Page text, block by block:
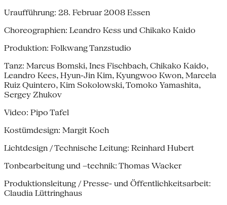
Uraufführung: 28. Februar 2008 Essen
Choreographien: Leandro Kess und Chikako Kaido
Produktion: Folkwang Tanzstudio
Tanz: Marcus Bomski, Ines Fischbach, Chikako Kaido,
Leandro Kees, Hyun-Jin Kim, Kyungwoo Kwon, Marcela
Ruiz Quintero, Kim Sokolowski, Tomoko Yamashita,
Sergey Zhukov
Video: Pipo Tafel
Kostümdesign: Margit Koch
Lichtdesign / Technische Leitung: Reinhard Hubert
Tonbearbeitung und –technik: Thomas Wacker
Produktionsleitung / Presse- und Öffentlichkeitsarbeit:
Claudia Lüttringhaus